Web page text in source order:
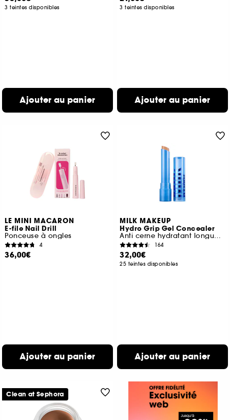
3 teintes disponibles
Ajouter au panier
3 teintes disponibles
Ajouter au panier
LE MINI MACARON
E-file Nail Drill
Ponceuse à ongles
4
36,00€
Ajouter au panier
MILK MAKEUP
Hydro Grip Gel Concealer
Anti cerne hydratant longue tenue
164
32,00€
25 teintes disponibles
Ajouter au panier
Clean at Sephora